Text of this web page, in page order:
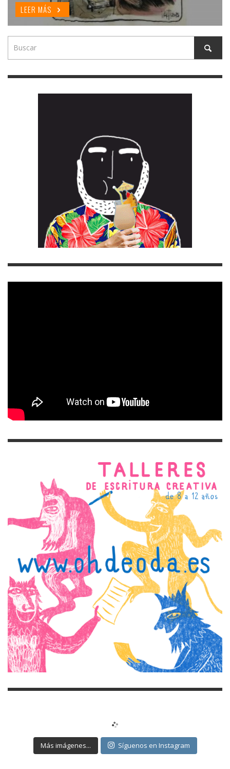
LEER MÁS
Más imágenes... Síguenos en Instagram